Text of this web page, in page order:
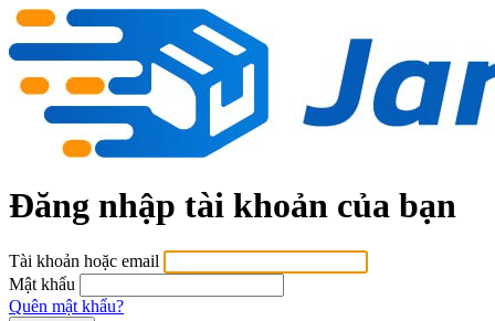
Đăng nhập tài khoản của bạn
Tài khoản hoặc email
Mật khẩu
Quên mật khẩu?